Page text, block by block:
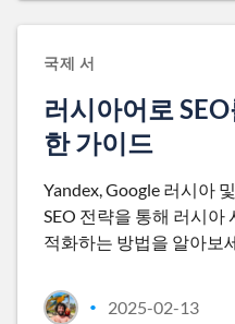
국제 서
러시아어로
한 가이드
Yandex, Google 러시아
SEO 전략을 통해 러시아
적화하는 방법을 알아보
• 2025-02-13